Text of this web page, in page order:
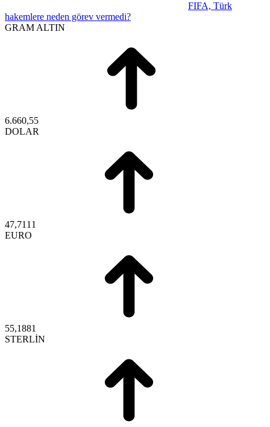
FIFA, Türk
hakemlere neden görev vermedi?
GRAM ALTIN
6.660,55
DOLAR
47,7111
EURO
55,1881
STERLİN